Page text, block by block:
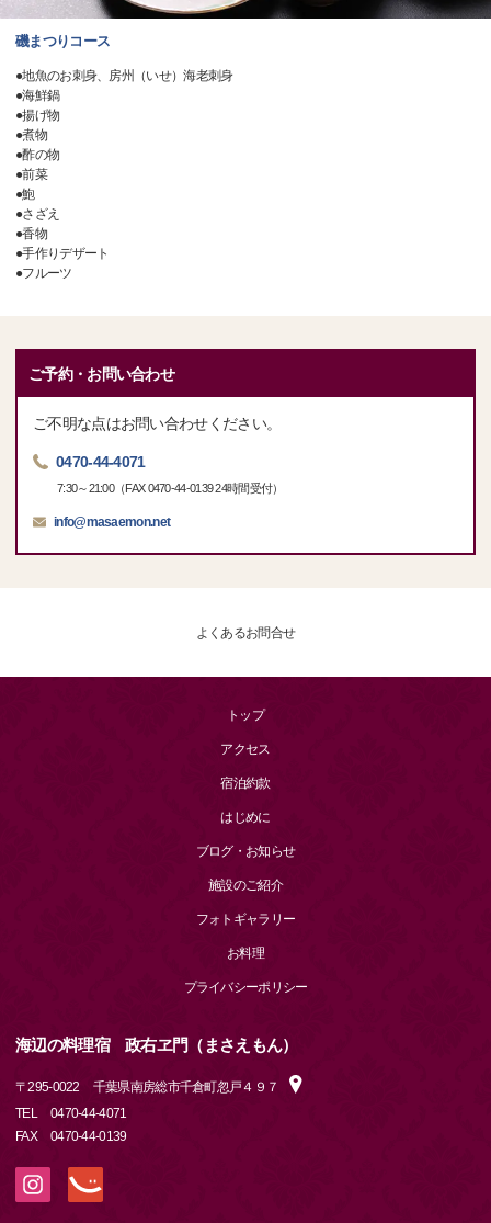
磯まつりコース
●地魚のお刺身、房州（いせ）海老刺身
●海鮮鍋
●揚げ物
●煮物
●酢の物
●前菜
●鮑
●さざえ
●香物
●手作りデザート
●フルーツ
ご予約・お問い合わせ
ご不明な点はお問い合わせください。
0470-44-4071
7:30～21:00（FAX 0470-44-0139 24時間受付）
info@masaemon.net
よくあるお問合せ
トップ
アクセス
宿泊約款
はじめに
ブログ・お知らせ
施設のご紹介
フォトギャラリー
お料理
プライバシーポリシー
海辺の料理宿 政右ヱ門（まさえもん）
〒295-0022
千葉県南房総市千倉町忽戸４９７
TEL
0470-44-4071
FAX
0470-44-0139